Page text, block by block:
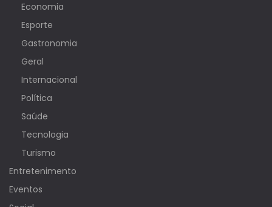
Economia
Esporte
Gastronomia
Geral
Internacional
Política
Saúde
Tecnologia
Turismo
Entretenimento
Eventos